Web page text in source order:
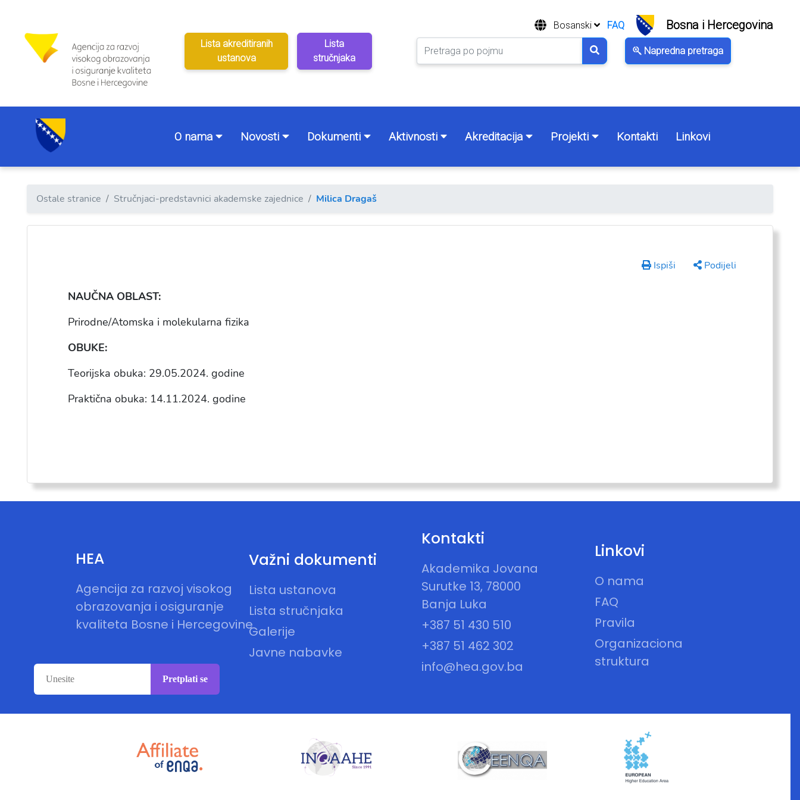
Lista akreditiranih
ustanova
Lista
stručnjaka
Napredna pretraga
Bosanski FAQ Bosna i Hercegovina
O nama Novosti Dokumenti Aktivnosti Akreditacija Projekti Kontakti Linkovi
Ostale stranice Stručnjaci-predstavnici akademske zajednice Milica Dragaš
Ispiši Podijeli
NAUČNA OBLAST:
Prirodne/Atomska i molekularna fizika
OBUKE:
Teorijska obuka: 29.05.2024. godine
Praktična obuka: 14.11.2024. godine
HEA
Agencija za razvoj visokog
obrazovanja i osiguranje
kvaliteta Bosne i Hercegovine
Važni dokumenti
Lista ustanova
Lista stručnjaka
Galerije
Javne nabavke
Kontakti
Akademika Jovana
Surutke 13, 78000
Banja Luka
+387 51 430 510
+387 51 462 302
info@hea.gov.ba
Linkovi
O nama
FAQ
Pravila
Organizaciona
struktura
Pretplati se